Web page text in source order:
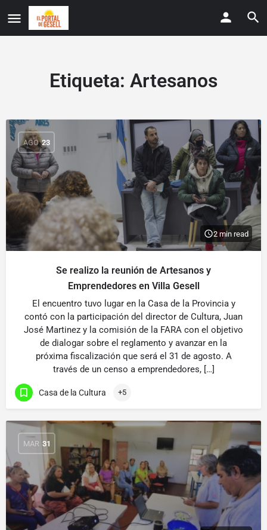
Etiqueta: Artesanos
AGO 23
2 min read
Se realizo la reunión de Artesanos y
Emprendedores en Villa Gesell
El encuentro tuvo lugar en la Casa de la Provincia y
contó con la participación del director de Cultura, Juan
José Martinez y la comisión de la FARA con el objetivo
de dialogar sobre el reglamento y avanzar en la
próxima fiscalización que será el 31 de agosto. A
través de un censo a emprendedores, […]
Casa de la Cultura +5
MAR 31